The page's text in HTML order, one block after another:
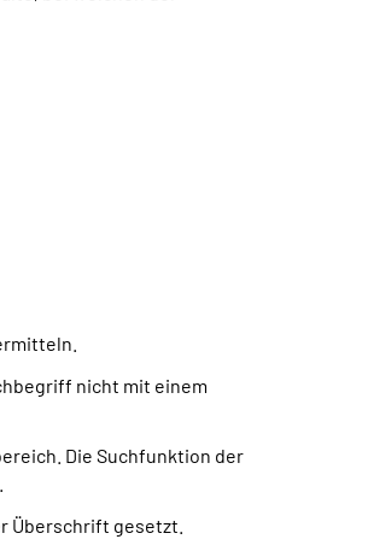
nicht mit einem
Die Suchfunktion der
Überschrift gesetzt.